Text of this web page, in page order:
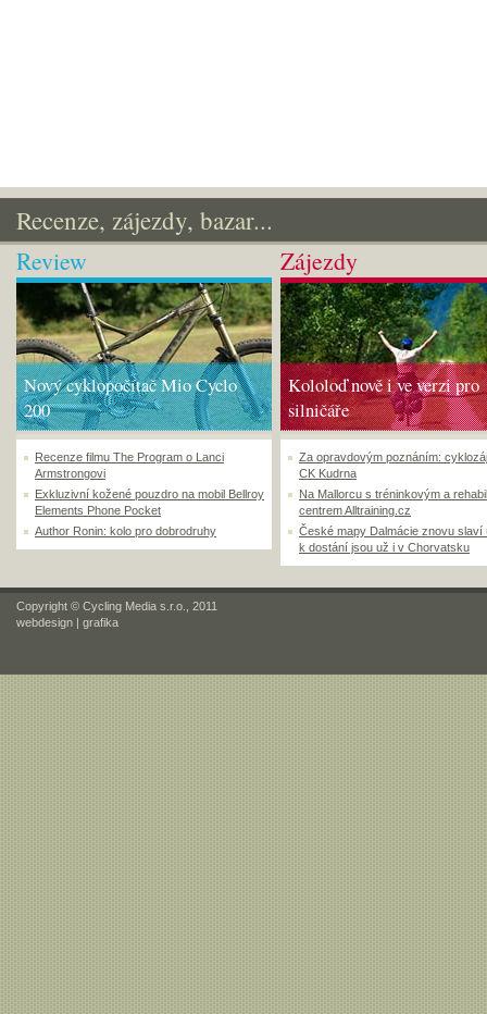
Recenze, zájezdy, bazar...
Review
Nový cyklopočítač Mio Cyclo
200
Recenze filmu The Program o Lanci
Armstrongovi
Exkluzivní kožené pouzdro na mobil Bellroy
Elements Phone Pocket
Author Ronin: kolo pro dobrodruhy
Zájezdy
Kololoď nově i ve verzi pro
silničáře
Za opravdovým poznáním:
CK Kudrna
Na Mallorcu s tréninkovým a
centrem Alltraining.cz
České mapy Dalmácie znovu slaví
k dostání jsou už i v Chorvatsku
Copyright © Cycling Media s.r.o., 2011
webdesign | grafika